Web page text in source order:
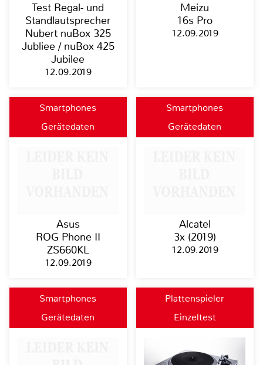
Test Regal- und
Standlautsprecher
Nubert nuBox 325
Jubliee / nuBox 425
Jubilee
12.09.2019
Meizu
16s Pro
12.09.2019
Smartphones
Gerätedaten
Asus
ROG Phone II
ZS660KL
12.09.2019
Smartphones
Gerätedaten
Alcatel
3x (2019)
12.09.2019
Smartphones
Gerätedaten
Plattenspieler
Einzeltest